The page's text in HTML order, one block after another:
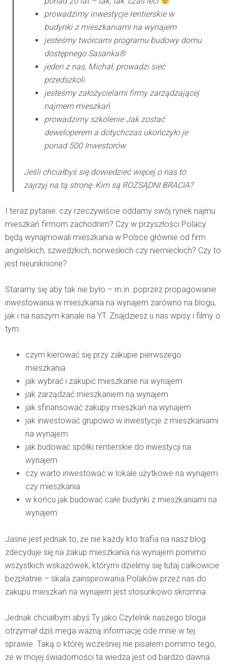
prowadzimy inwestycje rentierskie w
budynki z mieszkaniami na wynajem
jesteśmy twórcami programu budowydomu
dostępnego Sasanka®
jeden z nas, Michał, prowadzi sieć
przedszkoli
jesteśmy założycielami firmy zarządzającej
najmem mieszkań
prowadzimy szkolenie Jak zostać
deweloperema dotychczas ukończyło je
ponad 500 Inwestorów
Jeśli chciałbyś się dowiedzieć więcej o nas to
zajrzyj na tą stronę: Kim są ROZSĄDNI BRACIA?
I teraz pytanie: czy rzeczywiście oddamy swój rynek najmu
mieszkań firmom zachodnim? Czy w przyszłości Polacy
będą wynajmowali mieszkania w Polsce głównie od firm
angielskich, szwedzkich, norweskich czy niemieckich? Czy to
jest nieuniknione?
Staramy się aby tak nie było – m.in. poprzez propagowanie
inwestowania w mieszkania na wynajem zarówno na blogu,
jak i na naszym kanale na YT. Znajdziesz u nas wpisy i filmy o
tym:
czym kierować się przy zakupie pierwszego
mieszkania
jak wybrać i zakupić mieszkanie na wynajem
jak zarządzać mieszkaniem na wynajem
jak sfinansować zakupy mieszkań na wynajem
jak inwestować grupowo w inwestycje z mieszkaniami
na wynajem
jak budować spółki rentierskie do inwestycji na
wynajem
czy warto inwestować w lokale użytkowe na wynajem
czy mieszkania
w końcu jak budować całe budynki z mieszkaniami na
wynajem
Jasne jest jednak to, że nie każdy kto trafia na nasz blog
zdecyduje się na zakup mieszkania na wynajem pomimo
wszystkich wskazówek, którymi dzielimy się tutaj całkowicie
bezpłatnie – skala zainspirowania Polaków przez nas do
zakupu mieszkań na wynajem jest stosunkowo skromna.
Jednak chciałbym abyś Ty jako Czytelnik naszego bloga
otrzymał dziś mega ważną informację ode mnie w tej
sprawie. Taką o której wcześniej nie pisałem pomimo tego,
że w mojej świadomości ta wiedza jest od bardzo dawna.